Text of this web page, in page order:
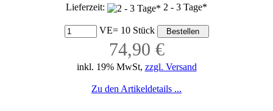
Lieferzeit:
2 - 3 Tage*
VE= 10 Stück
74,90 €
inkl. 19% MwSt, zzgl. Versand
Zu den Artikeldetails ...